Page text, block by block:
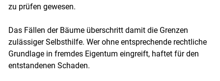
zu prüfen gewesen.
Das Fällen der Bäume überschritt damit die Grenzen
zulässiger Selbsthilfe. Wer ohne entsprechende rechtliche
Grundlage in fremdes Eigentum eingreift, haftet für den
entstandenen Schaden.